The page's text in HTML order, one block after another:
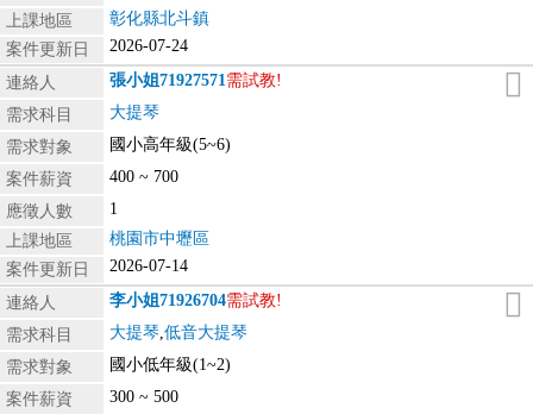
上課地區
彰化縣北斗鎮
案件更新日
2026-07-24
連絡人 張小姐71927571 需試教!
需求科目
大提琴
需求對象
國小高年級(5~6)
案件薪資
400 ~ 700
應徵人數
1
上課地區
桃園市中壢區
案件更新日
2026-07-14
連絡人 李小姐71926704需試教!
需求科目
大提琴 低音大提琴
需求對象
國小低年級(1~2)
案件薪資
300 ~ 500